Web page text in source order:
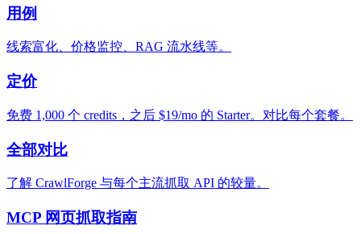
用例
线索富化、价格监控、RAG 流水线等。
定价
免费 1,000 个 credits，之后 $19/mo 的 Starter。对比每个套餐。
全部对比
了解 CrawlForge 与每个主流抓取 API 的较量。
MCP 网页抓取指南